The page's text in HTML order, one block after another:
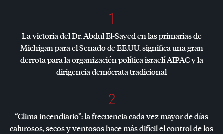
1
La victoria del Dr. Abdul El-Sayed en las primarias de
Michigan para el Senado de EE.UU. significa una gran
derrota para la organización política israelíAIPACy la
dirigencia demócrata tradicional
2
“Clima incendiario”: la frecuencia cada vez mayor de días
calurosos, secos y ventosos hace más difícil el control de los